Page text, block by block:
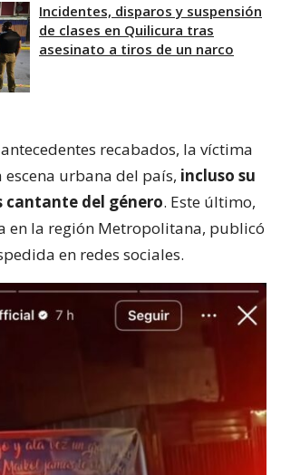
Incidentes, disparos y suspensión
de clases en Quilicura tras
asesinato a tiros de un narco
recabados, la víctima
escena urbana del país, incluso su
cantante del género. Este último,
en la región Metropolitana, publicó
en redes sociales.